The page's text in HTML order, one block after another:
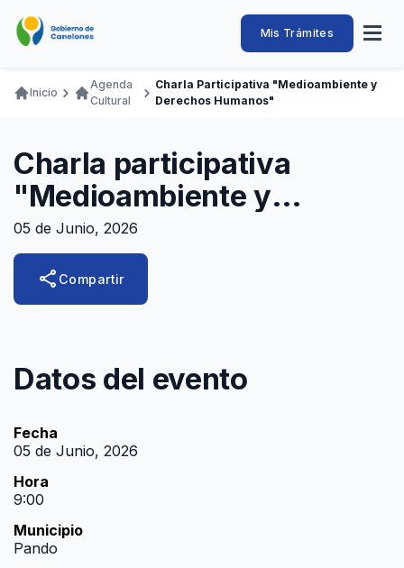
contenido
Intendencia
de
Canelones
Abrir
Navegación
Mis Trámites
Ingresar
Llamados Laborales
Adquisiciones
Teléfonos
Ruta
navegación
Inicio
Agenda
Cultural
Charla Participativa "Medioambiente y
Derechos Humanos"
Charla participativa
"Medioambiente y
Derechos Humanos"
05 de Junio, 2026
share Compartir
Datos del evento
Fecha
05 de Junio, 2026
Hora
9:00
Municipio
Pando